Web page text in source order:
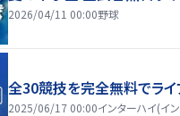
2026/04/11 00:00野球
全30競技を完全無料でライ
2025/06/17 00:00インターハイ(イ